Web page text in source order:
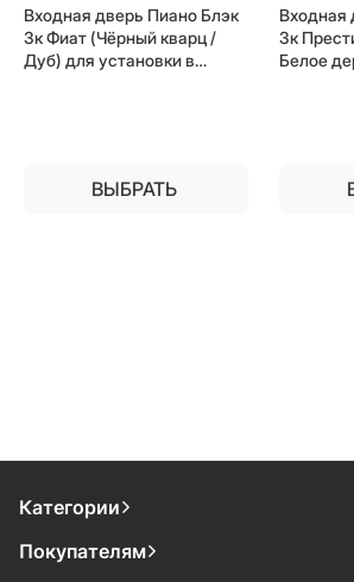
Входная дверь Пиано Блэк
3к Фиат (Чёрный кварц /
Дуб) для установки в
ВЫБРАТЬ
3к
Белое
Категории
Покупателям